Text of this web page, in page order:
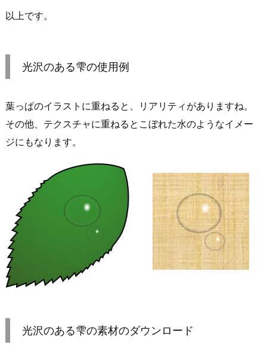
以上です。
光沢のある雫の使用例
葉っぱのイラストに重ねると、リアリティがありますね。
その他、テクスチャに重ねるとこぼれた水のようなイメー
ジにもなります。
光沢のある雫の素材のダウンロード